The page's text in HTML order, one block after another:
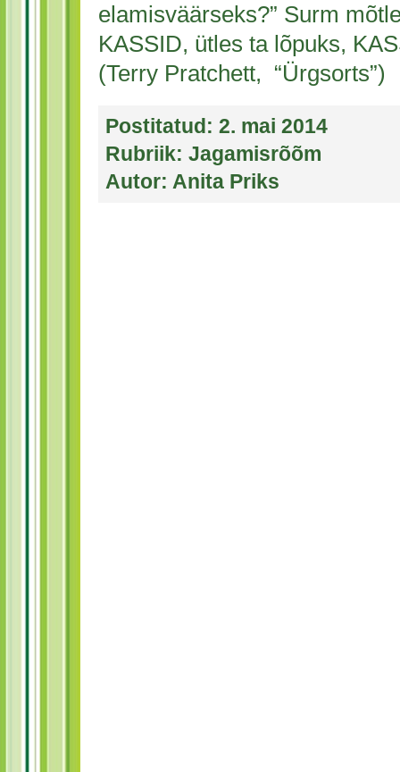
elamisväärseks?” Surm
KASSID, ütles ta lõpuks,
(Terry Pratchett, “Ürgsorts”)
Postitatud: 2. mai 2014
Rubriik: Jagamisrõõm
Autor: Anita Priks